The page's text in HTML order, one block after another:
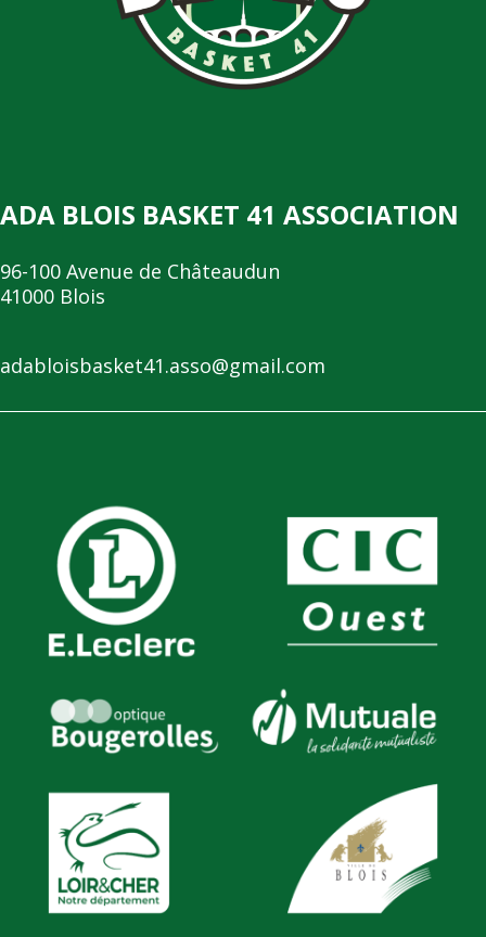
ADA BLOIS BASKET 41 ASSOCIATION
96-100 Avenue de Châteaudun
41000 Blois
adabloisbasket41.asso@gmail.com